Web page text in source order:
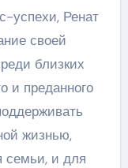
успехи, Ренат
своей
близких
и преданного
жизнью,
семьи, и для